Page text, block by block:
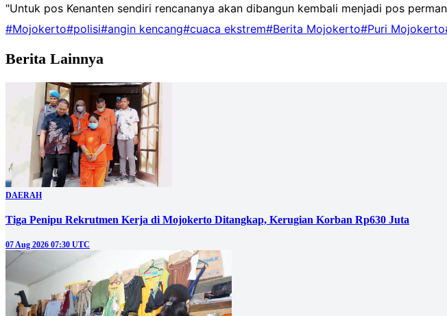
"Untuk pos Kenanten sendiri rencananya akan dibangun kembali menjadi pos
#Mojokerto#polisi#angin kencang#cuaca ekstrem#Berita Mojokerto#Puri Mojokerto
Berita Lainnya
DAERAH
Tiga Penipu Rekrutmen Kerja di Mojokerto Ditangkap, Kerugian Korban Rp630 Juta
07 Aug 2026 07:30 UTC